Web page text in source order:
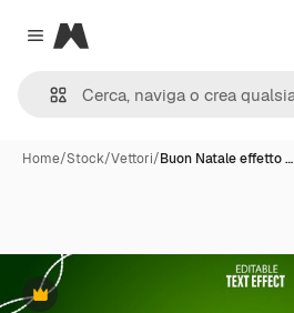
Close menu
Magnific
Home/Stock/Vettori/Buon Natale effetto …
Premium